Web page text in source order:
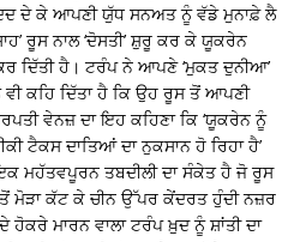
ਦੇ ਕੇ ਆਪਣੀ ਯੁੱਧ ਸਨਅਤ ਨੂੰ ਵੱਡੇ ਮੁਨਾਫ਼ੇ ਲੈ
ਰੂਸ ਨਾਲ ‘ਦੋਸਤੀ’ ਸ਼ੁਰੂ ਕਰ ਕੇ ਯੂਕਰੇਨ
ਦਿੱਤੀ ਹੈ। ਟਰੰਪ ਨੇ ਆਪਣੇ ‘ਮੁਕਤ ਦੁਨੀਆ’
ਵੀ ਕਹਿ ਦਿੱਤਾ ਹੈ ਕਿ ਉਹ ਰੂਸ ਤੋਂ ਆਪਣੀ
ਵੇਨਜ਼ ਦਾ ਇਹ ਕਹਿਣਾ ਕਿ ‘ਯੂਕਰੇਨ ਨੂੰ
ਟੈਕਸ ਦਾਤਿਆਂ ਦਾ ਨੁਕਸਾਨ ਹੋ ਰਿਹਾ ਹੈ’
ਇਕ ਮਹੱਤਵਪੂਰਨ ਤਬਦੀਲੀ ਦਾ ਸੰਕੇਤ ਹੈ ਜੋ ਰੂਸ
ਮੋੜਾ ਕੱਟ ਕੇ ਚੀਨ ਉੱਪਰ ਕੇਂਦਰਤ ਹੁੰਦੀ ਨਜ਼ਰ
ਹੋਕਰੇ ਮਾਰਨ ਵਾਲਾ ਟਰੰਪ ਖ਼ੁਦ ਨੂੰ ਸ਼ਾਂਤੀ ਦਾ